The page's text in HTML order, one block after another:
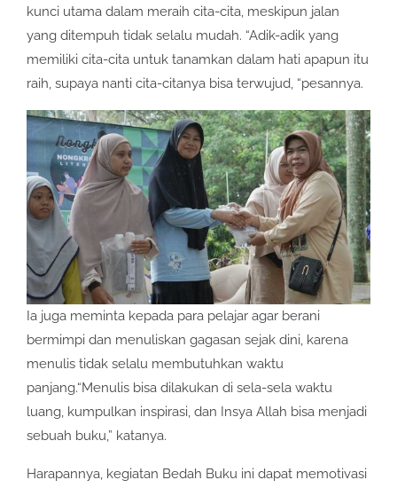
kunci utama dalam meraih cita-cita, meskipun jalan
yang ditempuh tidak selalu mudah. “Adik-adik yang
memiliki cita-cita untuk tanamkan dalam hati apapun itu
raih, supaya nanti cita-citanya bisa terwujud, “pesannya.
Ia juga meminta kepada para pelajar agar berani
bermimpi dan menuliskan gagasan sejak dini, karena
menulis tidak selalu membutuhkan waktu
panjang.“Menulis bisa dilakukan di sela-sela waktu
luang, kumpulkan inspirasi, dan Insya Allah bisa menjadi
sebuah buku,” katanya.
Harapannya, kegiatan Bedah Buku ini dapat memotivasi